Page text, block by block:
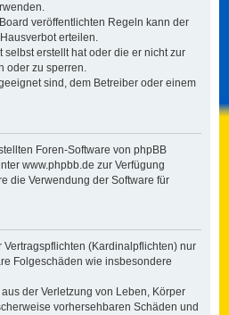
veröffentlichten Regeln kann der
erteilen.
erstellt hat oder die er nicht zur
oder zu sperren.
sind, dem Betreiber oder einem
Foren-Software von phpBB
www.phpbb.de zur Verfügung
die Verwendung der Software für
(Kardinalpflichten) nur
Folgeschäden wie insbesondere
der Verletzung von Leben, Körper
vorhersehbaren Schäden und